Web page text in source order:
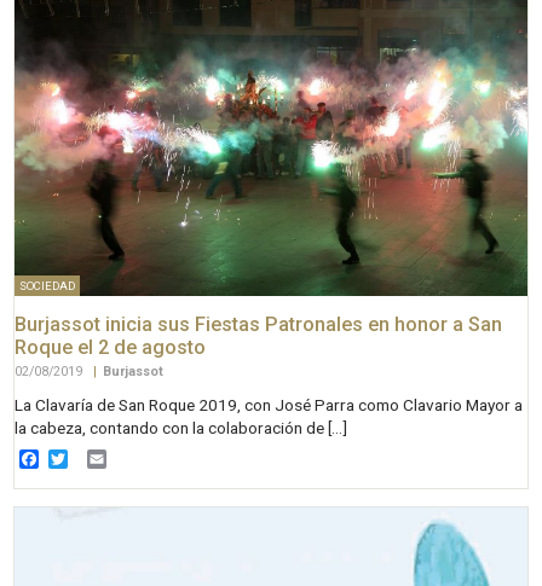
SOCIEDAD
Burjassot inicia sus Fiestas Patronales en honor a San
Roque el 2 de agosto
02/08/2019 | Burjassot
La Clavaría de San Roque 2019, con José Parra como Clavario Mayor a
la cabeza, contando con la colaboración de […]
Facebook
Twitter